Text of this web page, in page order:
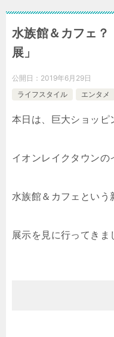
水族館＆カフェ
展」
公開日： 2019年6月29日
ライフスタイル
エンタメ
本日は、巨大ショッピ
イオンレイクタウンの
水族館＆カフェという
展示を見に行ってきま